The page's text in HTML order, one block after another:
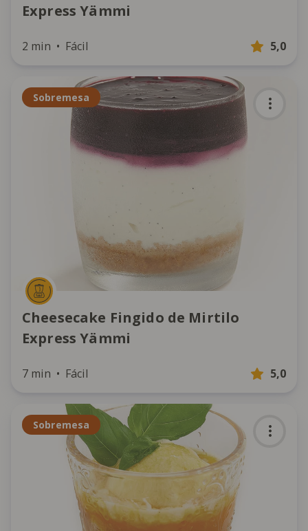
Express Yämmi
2 min Fácil 5,0
Sobremesa
Cheesecake Fingido de Mirtilo
Express Yämmi
7 min Fácil 5,0
Sobremesa